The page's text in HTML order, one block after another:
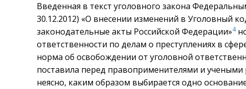
Введенная в текст уголовного закона
30.12.2012) «О внесении изменений в Уголовный
законодательные акты Российской Федерации»4
ответственности по делам о преступлениях в
норма об освобождении от уголовной
поставила перед правоприменителями и
неясно, каким образом выбирается одно